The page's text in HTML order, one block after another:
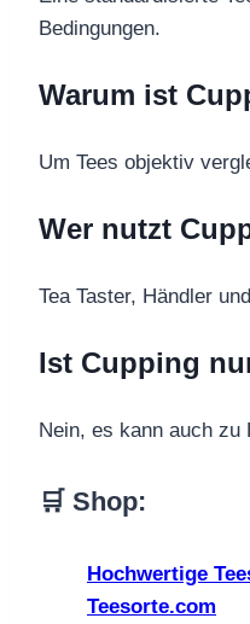
Bedingungen.
Warum ist
Um Tees objektiv
Wer nutzt
Tea Taster, Händler
Ist Cupping
Nein, es kann auch zu
🛒 Shop:
Hochwertige
Teesorte.com